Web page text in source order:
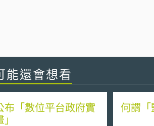
能還會想看
布「數位平台政府實
何謂「